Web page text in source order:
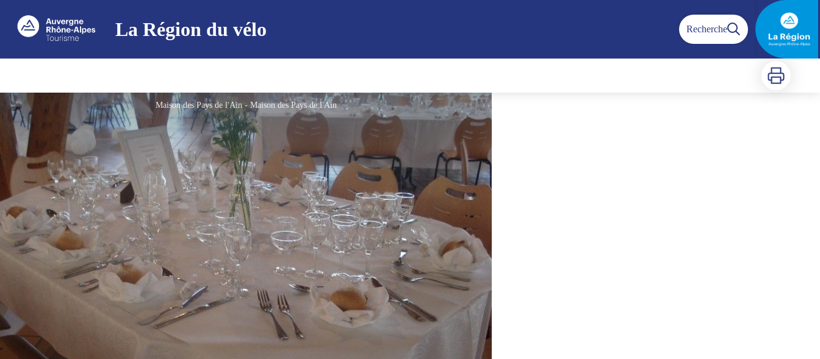
La Région du vélo Recherche
Imprimer
Maison des Pays de l'Ain - Maison des Pays de l'Ain